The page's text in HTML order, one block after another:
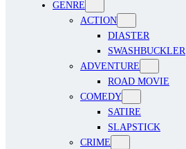
GENRE
ACTION
DIASTER
SWASHBUCKLER
ADVENTURE
ROAD MOVIE
COMEDY
SATIRE
SLAPSTICK
CRIME